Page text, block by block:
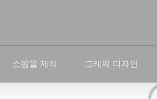
쇼핑몰 제작 그래픽 디자인